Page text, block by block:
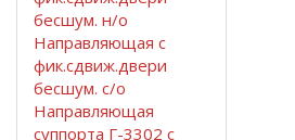
бесшум. н/о
Направляющая с
фик.сдвиж.двери
бесшум. с/о
Направляющая
суппорта Г-3302 с